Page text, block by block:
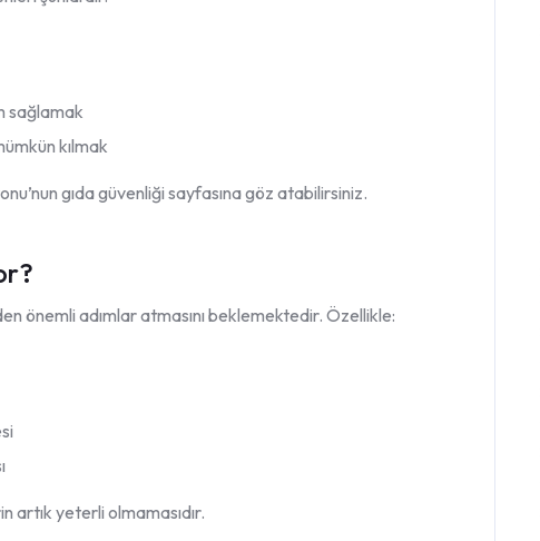
sağlamak
kılmak
gıda güvenliği sayfasına göz atabilirsiniz.
önemli adımlar atmasını beklemektedir. Özellikle:
artık yeterli olmamasıdır.